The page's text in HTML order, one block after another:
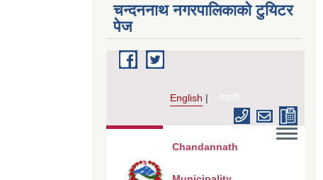
चन्दननाथ नगरपालिकाको टुयिटर
पेज